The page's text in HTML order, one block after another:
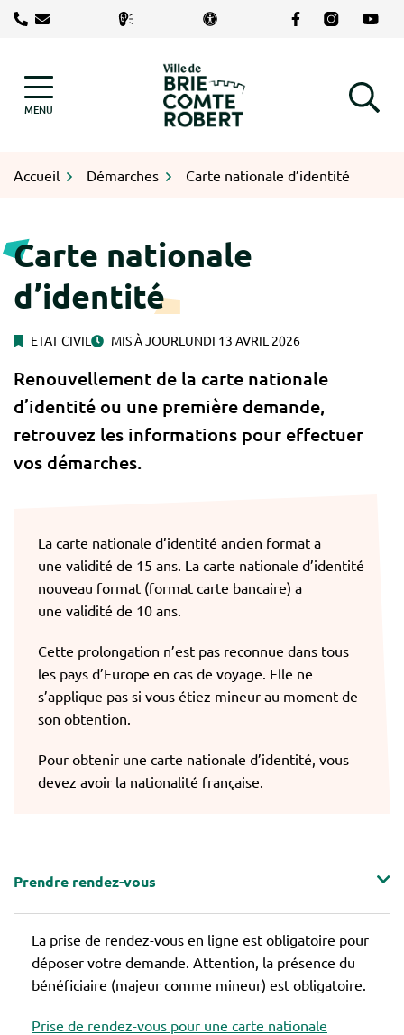
Aller
Lien vers le
Lien vers le
Lien
MENU Logo Brie-Comte-Robert
RECHERCHE
Accueil Démarches Carte nationale d’identité
Carte nationale
d’identité
ETAT CIVIL MIS À JOURLUNDI 13 AVRIL 2026
Renouvellement de la carte nationale
d’identité ou une première demande,
retrouvez les informations pour effectuer
vos démarches.
La carte nationale d’identité ancien format a
une validité de 15 ans. La carte nationale d’identité
nouveau format (format carte bancaire) a
une validité de 10 ans.
Cette prolongation n’est pas reconnue dans tous
les pays d’Europe en cas de voyage. Elle ne
s’applique pas si vous étiez mineur au moment de
son obtention.
Pour obtenir une carte nationale d’identité, vous
devez avoir la nationalité française.
Prendre rendez-vous
La prise de rendez-vous en ligne est obligatoire pour
déposer votre demande. Attention, la présence du
bénéficiaire (majeur comme mineur) est obligatoire.
Prise de rendez-vous pour une carte nationale